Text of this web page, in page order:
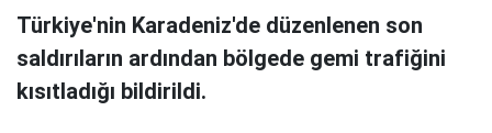
Türkiye'nin Karadeniz'de düzenlenen son
saldırıların ardından bölgede gemi trafiğini
kısıtladığı bildirildi.